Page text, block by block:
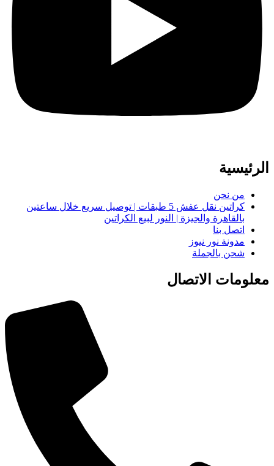
الرئيسية
من نحن
كراتين نقل عفش 5 طبقات | توصيل سريع خلال ساعتين
بالقاهرة والجيزة | النور لبيع الكراتين
اتصل بنا
مدونة نور نيوز
شحن بالجملة
معلومات الاتصال